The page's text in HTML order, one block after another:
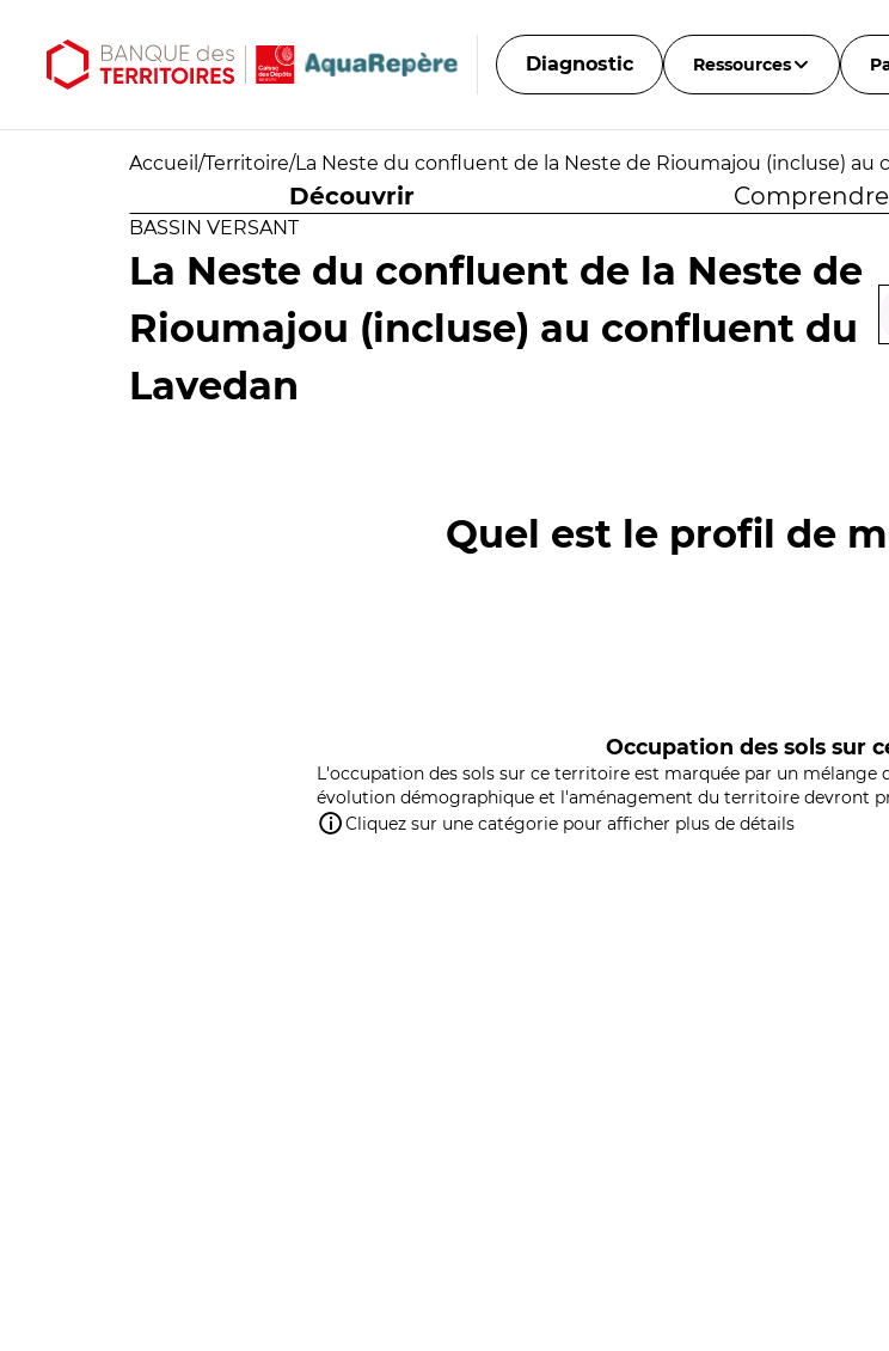
Diagnostic Ressources
Accueil /Territoire/La Neste du confluent de la Neste de Rioumajou (incluse) au
Découvrir Comprendre
BASSIN VERSANT
La Neste du confluent de la Neste de
Rioumajou (incluse) au confluent du
Lavedan
Quel est le profil de
Occupation des sols sur
L'occupation des sols sur ce territoire est marquée par un mélange
évolution démographique et l'aménagement du territoire devront
Cliquez sur une catégorie pour afficher plus de détails